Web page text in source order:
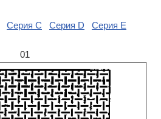
Серия C Серия D Серия E
01